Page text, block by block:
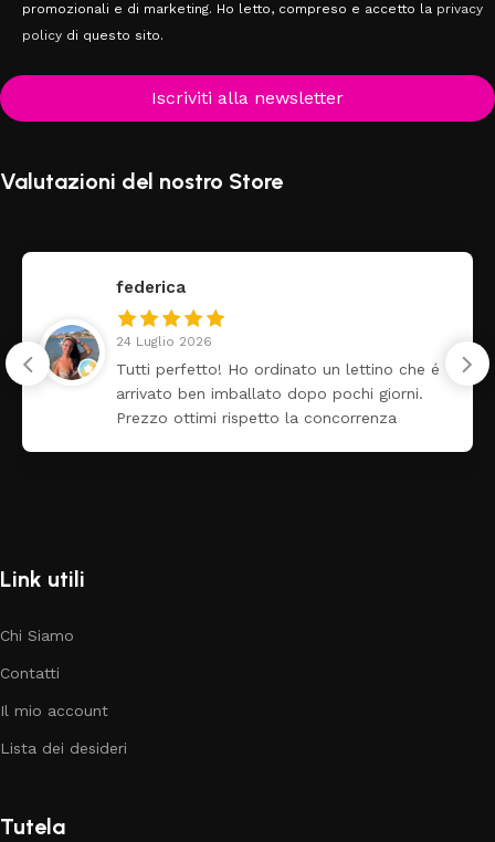
promozionali e di marketing. Ho letto, compreso e accetto la privacy
policy di questo sito.
Iscriviti alla newsletter
Valutazioni del nostro Store
federica
24 Luglio 2026
Tutti perfetto! Ho ordinato un lettino che é
arrivato ben imballato dopo pochi giorni.
Prezzo ottimi rispetto la concorrenza
Link utili
Chi Siamo
Contatti
Il mio account
Lista dei desideri
Tutela